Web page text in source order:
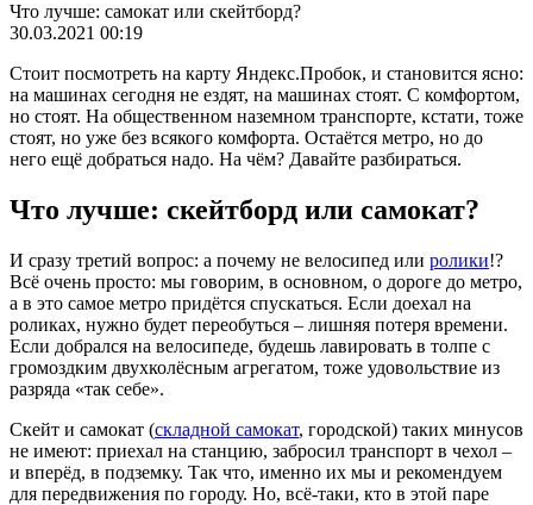
Что лучше: самокат или скейтборд?
30.03.2021 00:19
Стоит посмотреть на карту Яндекс.Пробок, и становится ясно:
на машинах сегодня не ездят, на машинах стоят. С комфортом,
но стоят. На общественном наземном транспорте, кстати, тоже
стоят, но уже без всякого комфорта. Остаётся метро, но до
него ещё добраться надо. На чём? Давайте разбираться.
Что лучше: скейтборд или самокат?
И сразу третий вопрос: а почему не велосипед или ролики!?
Всё очень просто: мы говорим, в основном, о дороге до метро,
а в это самое метро придётся спускаться. Если доехал на
роликах, нужно будет переобуться – лишняя потеря времени.
Если добрался на велосипеде, будешь лавировать в толпе с
громоздким двухколёсным агрегатом, тоже удовольствие из
разряда «так себе».
Скейт и самокат (складной самокат, городской) таких минусов
не имеют: приехал на станцию, забросил транспорт в чехол –
и вперёд, в подземку. Так что, именно их мы и рекомендуем
для передвижения по городу. Но, всё-таки, кто в этой паре